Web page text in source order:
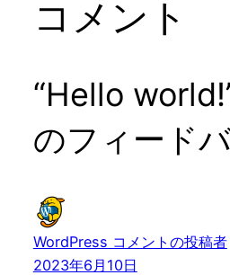
コメント
“Hello
のフィード
WordPress コメントの投稿者
2023年6月10日